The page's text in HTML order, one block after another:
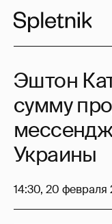
Эштон
сумму
Украины
14:30, 20 февраля